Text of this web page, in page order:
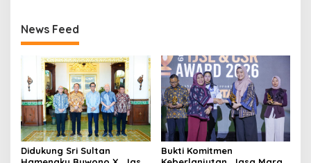
News Feed
Didukung Sri Sultan
Bukti Komitmen